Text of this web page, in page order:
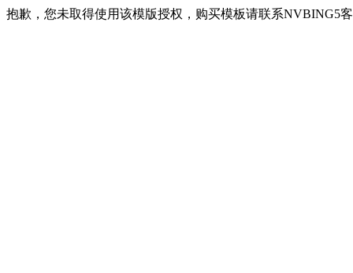
抱歉，您未取得使用该模版授权，购买模板请联系NVBING5客